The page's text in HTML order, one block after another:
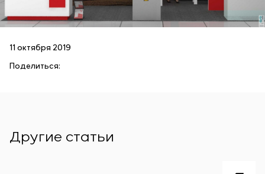
11 октября 2019
Поделиться:
Другие статьи